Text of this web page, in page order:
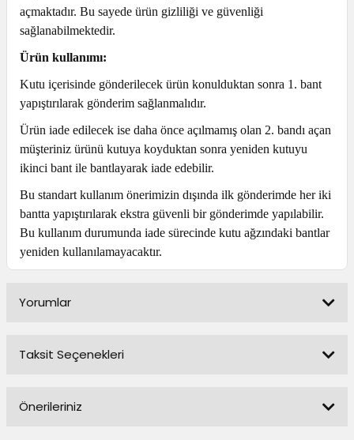
açmaktadır. Bu sayede ürün gizliliği ve güvenliği
sağlanabilmektedir.
Ürün kullanımı:
Kutu içerisinde gönderilecek ürün konulduktan sonra 1. bant
yapıştırılarak gönderim sağlanmalıdır.
Ürün iade edilecek ise daha önce açılmamış olan 2. bandı açan
müşteriniz ürünü kutuya koyduktan sonra yeniden kutuyu
ikinci bant ile bantlayarak iade edebilir.
Bu standart kullanım önerimizin dışında ilk gönderimde her iki
bantta yapıştırılarak ekstra güvenli bir gönderimde yapılabilir.
Bu kullanım durumunda iade sürecinde kutu ağzındaki bantlar
yeniden kullanılamayacaktır.
Yorumlar
Taksit Seçenekleri
Önerileriniz